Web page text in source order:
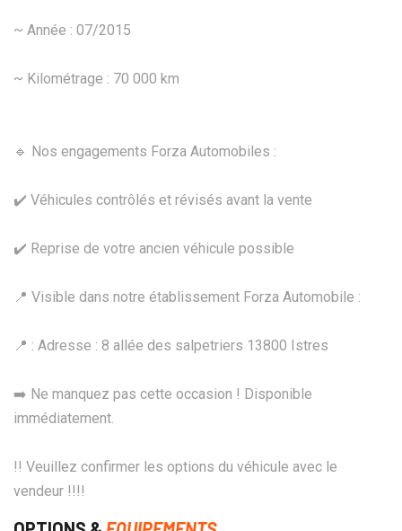
~ Année : 07/2015
~ Kilométrage : 70 000 km
🔹 Nos engagements Forza Automobiles :
✔️ Véhicules contrôlés et révisés avant la vente
✔️ Reprise de votre ancien véhicule possible
📍 Visible dans notre établissement Forza Automobile :
📍 : Adresse : 8 allée des salpetriers 13800 Istres
➡️ Ne manquez pas cette occasion ! Disponible
immédiatement.
!! Veuillez confirmer les options du véhicule avec le
vendeur !!!!